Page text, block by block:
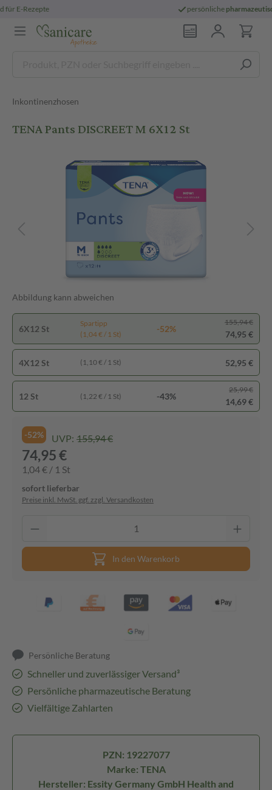
morgen geliefert versandkostenfreiab
Inkontinenzhosen
TENA Pants DISCREET M 6X12 St
Abbildung kann abweichen
6X12 St
Spartipp
(1,04 € / 1 St)
-52%
155,94 €
74,95 €
4X12 St (1,10 € / 1 St) 52,95 €
12 St (1,22 € / 1 St) -43%
25,99 €
14,69 €
-52% UVP: 155,94 €
74,95 €
1,04 € / 1 St
sofort lieferbar
Preise inkl. MwSt. ggf. zzgl. Versandkosten
In den Warenkorb
Persönliche Beratung
Schneller und zuverlässiger Versand³
Persönliche pharmazeutische Beratung
Vielfältige Zahlarten
PZN: 19227077
Marke: TENA
Hersteller: Essity Germany GmbH Health and